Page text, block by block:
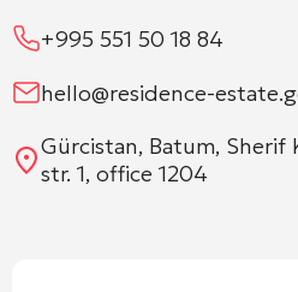
+995 551 50 18 84
hello@residence-
Gürcistan, Batum, Sherif
str. 1, office 1204